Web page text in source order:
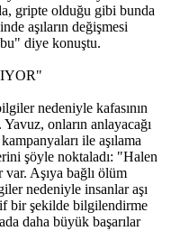
gripte olduğu gibi bunda
aşıların değişmesi
diye konuştu.
nedeniyle kafasının
Yavuz, onların anlayacağı
ile aşılama
şöyle noktaladı: "Halen
var. Aşıya bağlı ölüm
nedeniyle insanlar aşı
bir şekilde bilgilendirme
daha büyük başarılar